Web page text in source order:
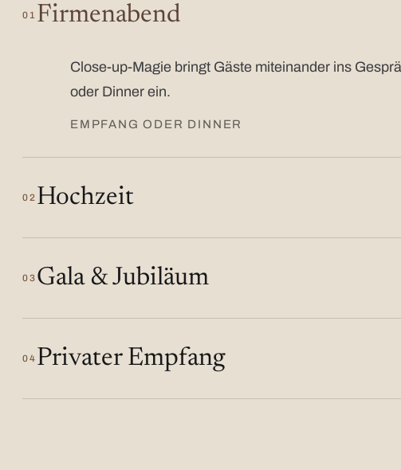
01 Firmenabend
Close-up-Magie bringt Gäste miteinander ins
oder Dinner ein.
EMPFANG ODER DINNER
02 Hochzeit
03 Gala & Jubiläum
04 Privater Empfang